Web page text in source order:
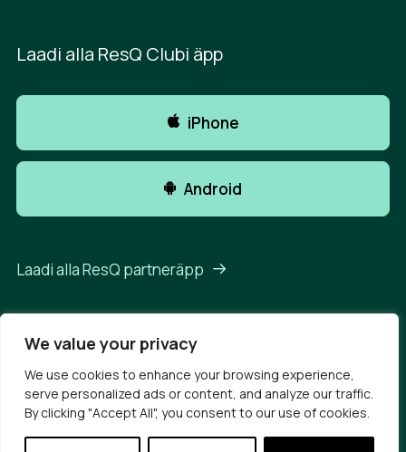
We value your privacy
We use cookies to enhance your browsing experience,
serve personalized ads or content, and analyze our traffic.
By clicking "Accept All", you consent to our use of cookies.
Laadi alla ResQ Clubi äpp
iPhone
Android
Laadi alla ResQ partneräpp
© 2026 ResQ Club 2025 Et.All rights reserved
Privaatsusavaldus
Kasutustingimused